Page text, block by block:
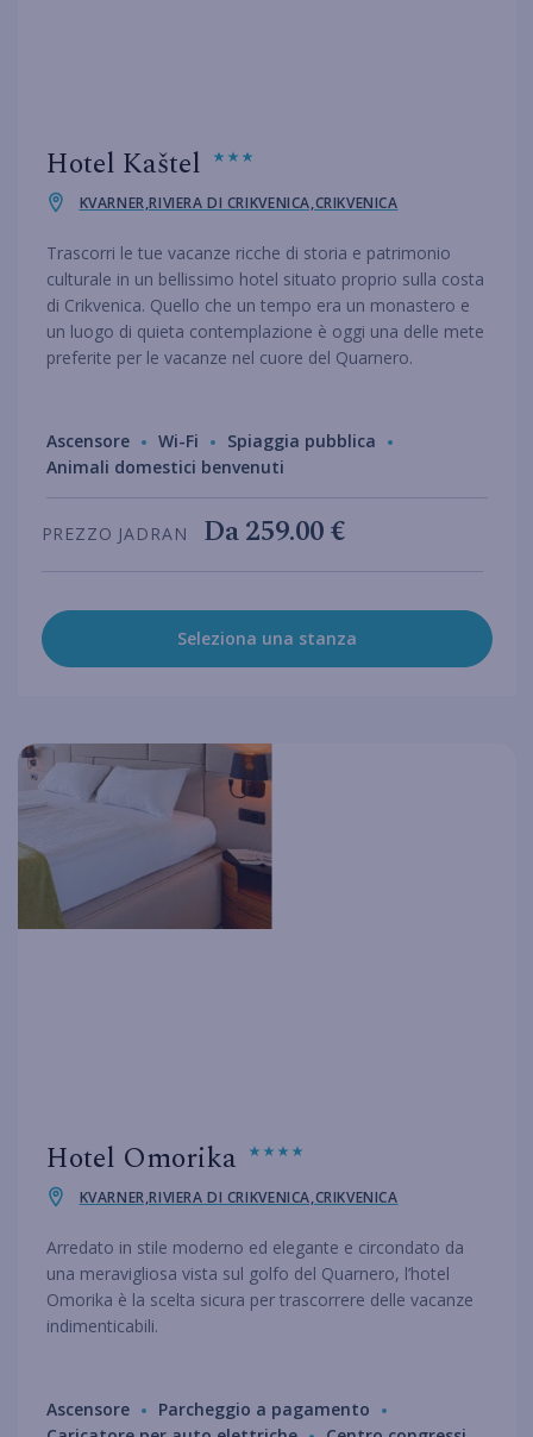
Hotel Kaštel
KVARNER,RIVIERA DI CRIKVENICA,CRIKVENICA
Trascorri le tue vacanze ricche di storia e patrimonio
culturale in un bellissimo hotel situato proprio sulla costa
di Crikvenica. Quello che un tempo era un monastero e
un luogo di quieta contemplazione è oggi una delle mete
preferite per le vacanze nel cuore del Quarnero.
Ascensore Wi-Fi
Spiaggia pubblica
Animali domestici benvenuti
PREZZO JADRAN Da259.00 €
Seleziona una stanza
hotel
Hotel Omorika
KVARNER,RIVIERA DI CRIKVENICA,CRIKVENICA
Arredato in stile moderno ed elegante e circondato da
una meravigliosa vista sul golfo del Quarnero, l’hotel
Omorika è la scelta sicura per trascorrere delle vacanze
indimenticabili.
Ascensore
Parcheggio a pagamento